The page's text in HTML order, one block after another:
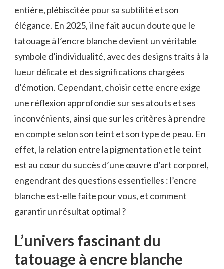
entière, plébiscitée pour sa subtilité et son
élégance. En 2025, il ne fait aucun doute que le
tatouage à l’encre blanche devient un véritable
symbole d’individualité, avec des designs traits à la
lueur délicate et des significations chargées
d’émotion. Cependant, choisir cette encre exige
une réflexion approfondie sur ses atouts et ses
inconvénients, ainsi que sur les critères à prendre
en compte selon son teint et son type de peau. En
effet, la relation entre la pigmentation et le teint
est au cœur du succès d’une œuvre d’art corporel,
engendrant des questions essentielles : l’encre
blanche est-elle faite pour vous, et comment
garantir un résultat optimal ?
L’univers fascinant du
tatouage à encre blanche